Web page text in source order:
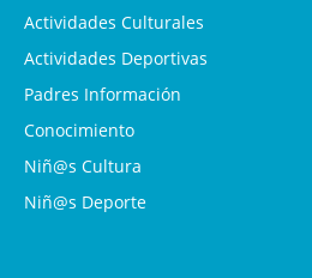
Actividades Culturales
Actividades Deportivas
Padres Información
Conocimiento
Niñ@s Cultura
Niñ@s Deporte